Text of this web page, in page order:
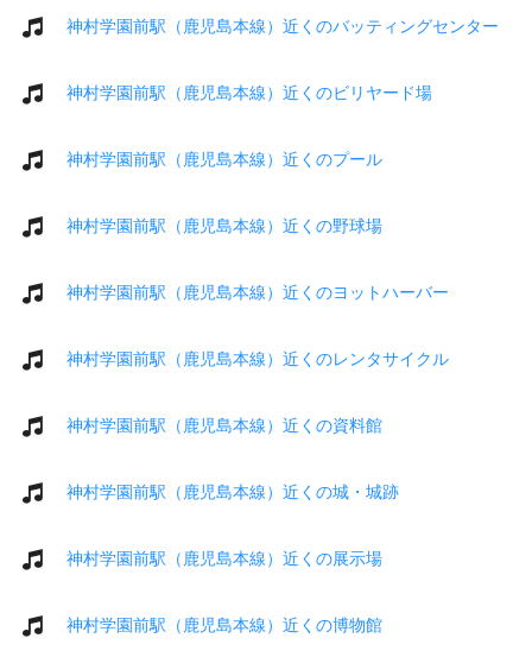
神村学園前駅（鹿児島本線）近くのバッティングセンター
神村学園前駅（鹿児島本線）近くのビリヤード場
神村学園前駅（鹿児島本線）近くのプール
神村学園前駅（鹿児島本線）近くの野球場
神村学園前駅（鹿児島本線）近くのヨットハーバー
神村学園前駅（鹿児島本線）近くのレンタサイクル
神村学園前駅（鹿児島本線）近くの資料館
神村学園前駅（鹿児島本線）近くの城・城跡
神村学園前駅（鹿児島本線）近くの展示場
神村学園前駅（鹿児島本線）近くの博物館